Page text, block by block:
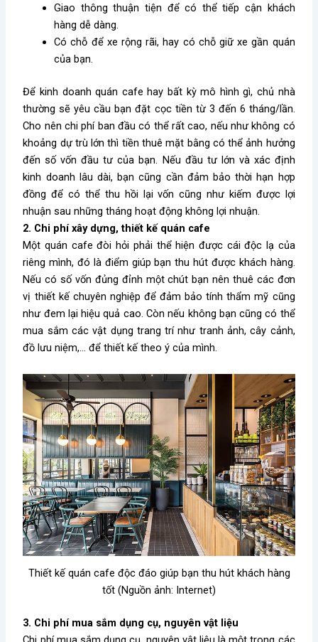
Giao thông thuận tiện để có thể tiếp cận khách
hàng dễ dàng.
Có chỗ để xe rộng rãi, hay có chỗ giữ xe gần quán
của bạn.
Để kinh doanh quán cafe hay bất kỳ mô hình gì, chủ nhà
thường sẽ yêu cầu bạn đặt cọc tiền từ 3 đến 6 tháng/lần.
Cho nên chi phí ban đầu có thể rất cao, nếu như không có
khoảng dự trù lớn thì tiền thuê mặt bằng có thể ảnh hưởng
đến số vốn đầu tư của bạn. Nếu đầu tư lớn và xác định
kinh doanh lâu dài, bạn cũng cần đảm bảo thời hạn hợp
đồng để có thể thu hồi lại vốn cũng như kiếm được lợi
nhuận sau những tháng hoạt động không lợi nhuận.
2. Chi phí xây dựng, thiết kế quán cafe
Một quán cafe đòi hỏi phải thể hiện được cái độc lạ của
riêng mình, đó là điểm giúp bạn thu hút được khách hàng.
Nếu có số vốn đủng đỉnh một chút bạn nên thuê các đơn
vị thiết kế chuyên nghiệp để đảm bảo tính thẩm mỹ cũng
như đem lại hiệu quả cao. Còn nếu không bạn cũng có thể
mua sắm các vật dụng trang trí như tranh ảnh, cây cảnh,
đồ lưu niệm,… để thiết kế theo ý của mình.
Thiết kế quán cafe độc đáo giúp bạn thu hút khách hàng
tốt (Nguồn ảnh: Internet)
3. Chi phí mua sắm dụng cụ, nguyên vật liệu